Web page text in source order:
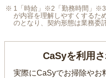
1「時給」※2「勤務時間」
が内容を理解しやすくするた
のとなり、契約形態は業務委
CaSyを利用
実際にCaSyでお掃除やお